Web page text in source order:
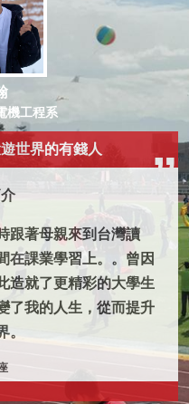
機工程系
世界的有錢人
跟著母親來到台灣讀
在課業學習上。。曾因
造就了更精彩的大學生
了我的人生，從而提升
。